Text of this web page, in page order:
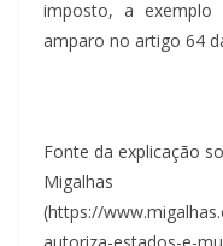
imposto, a
amparo no artigo 64
Fonte da explicação
Migalhas
(https://